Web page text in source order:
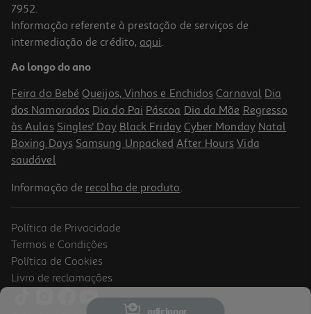
adicionar
Livro Ursito Tito - No Parque De Diversões
6.93 €/un
PVP de editor
6,93 €
Promoção
-19%
Livro Ursito Tito Ao Volante De Uma Ambulância
7952.
Informação referente à prestação de serviços de
intermediação de crédito, aqui.
Ao longo do ano
Feira do Bebé Queijos, Vinhos e Enchidos Carnaval Dia
dos Namorados Dia do Pai Páscoa Dia da Mãe Regresso
às Aulas Singles' Day Black Friday Cyber Monday Natal
Boxing Days Samsung Unpacked After Hours Vida
saudável
Informação de recolha de produto.
Política de Privacidade
Termos e Condições
Política de Cookies
Livro de reclamações